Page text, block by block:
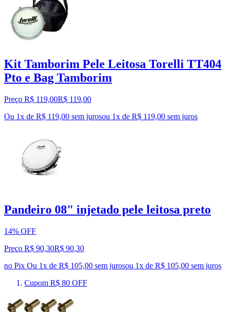
Kit Tamborim Pele Leitosa Torelli TT404
Pto e Bag Tamborim
Preço R$ 119,00R$ 119,00
Ou 1x de R$ 119,00 sem jurosou 1x de R$ 119,00 sem juros
Pandeiro 08" injetado pele leitosa preto
14% OFF
Preço R$ 90,30R$ 90,30
no Pix Ou 1x de R$ 105,00 sem jurosou 1x de R$ 105,00 sem juros
Cupom R$ 80 OFF